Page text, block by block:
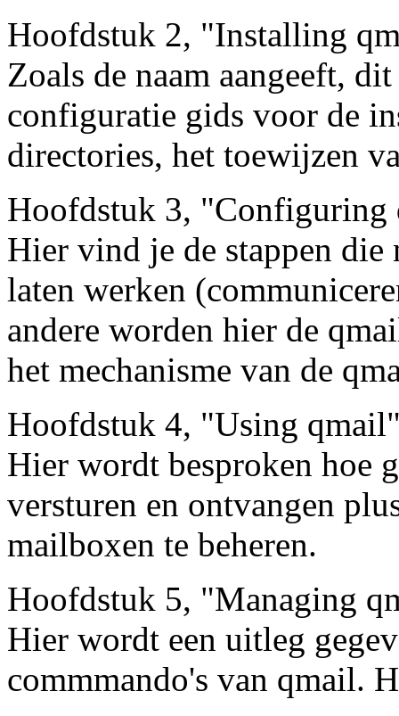
Hoofdstuk 2, "Installing
Zoals de naam aangeeft,
configuratie gids voor de
directories, het toewijzen
Hoofdstuk 3, "Configuring
Hier vind je de stappen
laten werken
andere worden hier de
het mechanisme van de
Hoofdstuk 4, "Using
Hier wordt besproken hoe
versturen en ontvangen
mailboxen te beheren.
Hoofdstuk 5, "Managing
Hier wordt een uitleg
commmando's van qmail.